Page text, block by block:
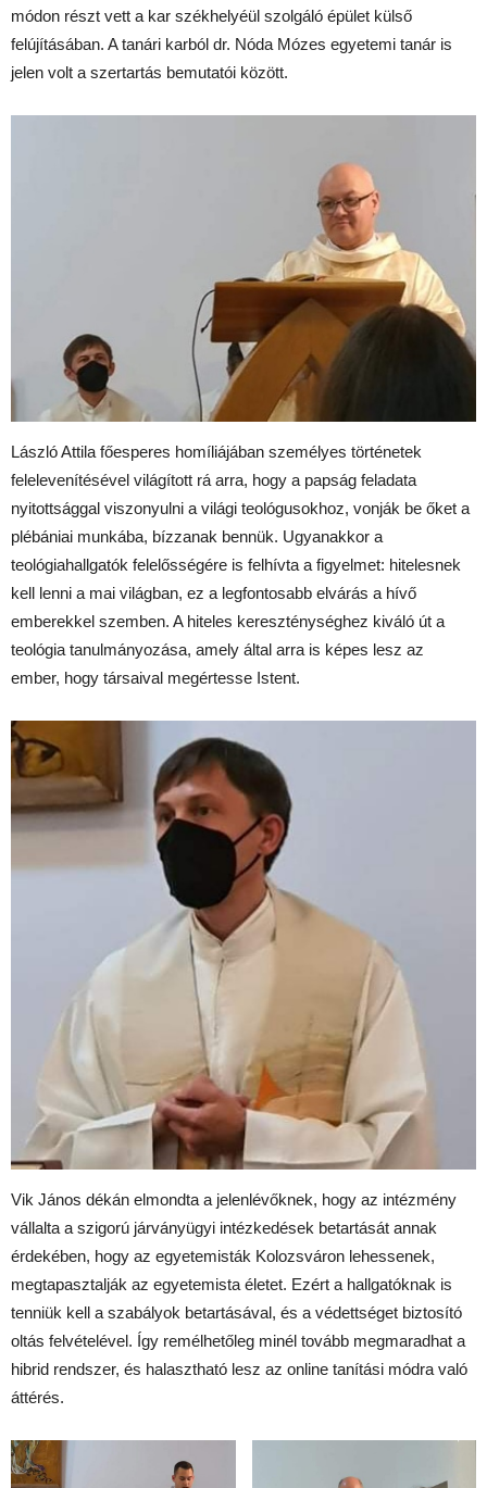
módon részt vett a kar székhelyéül szolgáló épület külső
felújításában. A tanári karból dr. Nóda Mózes egyetemi tanár is
jelen volt a szertartás bemutatói között.
László Attila főesperes homíliájában személyes történetek
felelevenítésével világított rá arra, hogy a papság feladata
nyitottsággal viszonyulni a világi teológusokhoz, vonják be őket a
plébániai munkába, bízzanak bennük. Ugyanakkor a
teológiahallgatók felelősségére is felhívta a figyelmet: hitelesnek
kell lenni a mai világban, ez a legfontosabb elvárás a hívő
emberekkel szemben. A hiteles kereszténységhez kiváló út a
teológia tanulmányozása, amely által arra is képes lesz az
ember, hogy társaival megértesse Istent.
Vik János dékán elmondta a jelenlévőknek, hogy az intézmény
vállalta a szigorú járványügyi intézkedések betartását annak
érdekében, hogy az egyetemisták Kolozsváron lehessenek,
megtapasztalják az egyetemista életet. Ezért a hallgatóknak is
tenniük kell a szabályok betartásával, és a védettséget biztosító
oltás felvételével. Így remélhetőleg minél tovább megmaradhat a
hibrid rendszer, és halasztható lesz az online tanítási módra való
áttérés.